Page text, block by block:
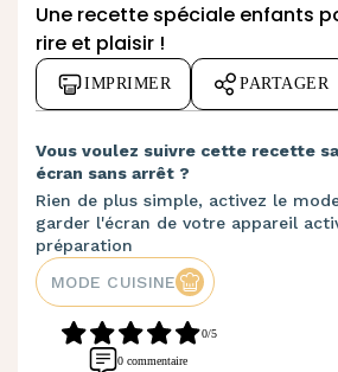
Une recette spéciale enfants
rire et plaisir !
IMPRIMER PARTAGER
Vous voulez suivre cette recette
écran sans arrêt ?
Rien de plus simple, activez le
garder l'écran de votre appareil
préparation
MODE CUISINE
0/5
0 commentaire